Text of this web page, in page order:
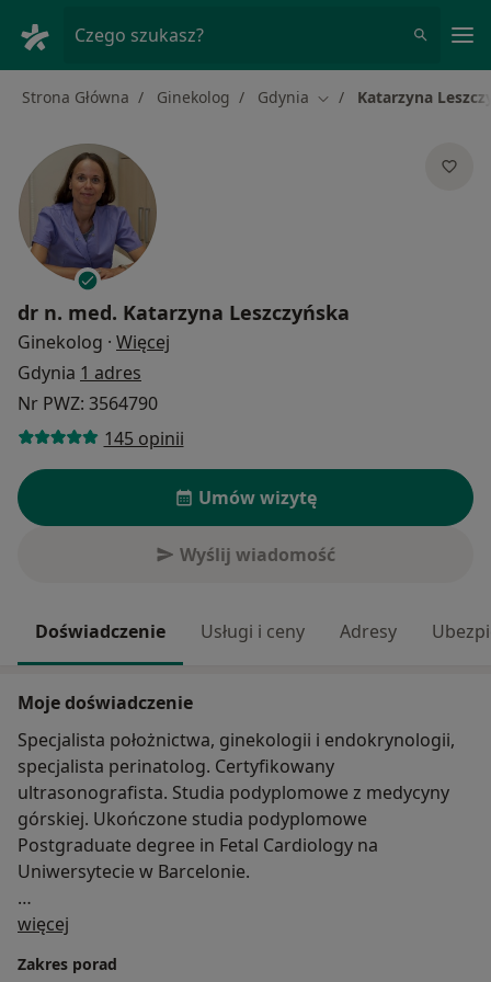
Czego szukasz?
Strona Główna Ginekolog Gdynia Zmień miasto
Katarzyna
dr n. med. Katarzyna Leszczyńska
Ginekolog · Więcej
Gdynia 1 adres
Nr PWZ: 3564790
145 opinii
Umów wizytę
Wyślij wiadomość
Doświadczenie Usługi i ceny Adresy
Moje doświadczenie
Specjalista położnictwa, ginekologii i endokrynologii,
specjalista perinatolog. Certyfikowany
ultrasonografista. Studia podyplomowe z medycyny
górskiej. Ukończone studia podyplomowe
Postgraduate degree in Fetal Cardiology na
Uniwersytecie w Barcelonie.
Certyfikaty The Fetal Medicine Foundation- Certificate
weeks
więcej
Zakres porad